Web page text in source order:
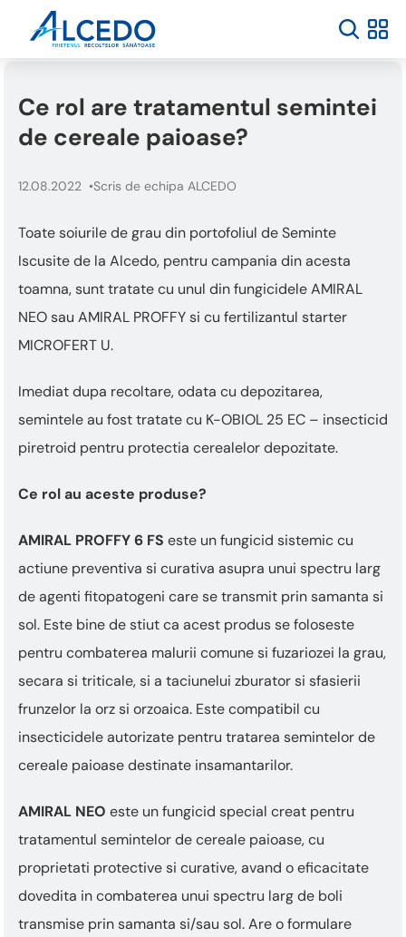
Ce rol are tratamentul semintei
de cereale paioase?
12.08.2022 Scris de echipa ALCEDO
Toate soiurile de grau din portofoliul de Seminte
Iscusite de la Alcedo, pentru campania din acesta
toamna, sunt tratate cu unul din fungicidele AMIRAL
NEO sau AMIRAL PROFFY si cu fertilizantul starter
MICROFERT U.
Imediat dupa recoltare, odata cu depozitarea,
semintele au fost tratate cu K-OBIOL 25 EC – insecticid
piretroid pentru protectia cerealelor depozitate.
Ce rol au aceste produse?
AMIRAL PROFFY 6 FS este un fungicid sistemic cu
actiune preventiva si curativa asupra unui spectru larg
de agenti fitopatogeni care se transmit prin samanta si
sol. Este bine de stiut ca acest produs se foloseste
pentru combaterea malurii comune si fuzariozei la grau,
secara si triticale, si a taciunelui zburator si sfasierii
frunzelor la orz si orzoaica. Este compatibil cu
insecticidele autorizate pentru tratarea semintelor de
cereale paioase destinate insamantarilor.
AMIRAL NEO este un fungicid special creat pentru
tratamentul semintelor de cereale paioase, cu
proprietati protective si curative, avand o eficacitate
dovedita in combaterea unui spectru larg de boli
transmise prin samanta si/sau sol. Are o formulare